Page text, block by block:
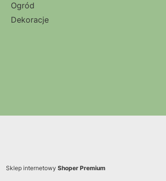
Ogród
Dekoracje
Sklep internetowy Shoper Premium